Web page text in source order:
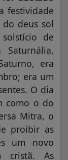
festividade
do deus sol
de
era
era um
O dia
como o do
Mitra, o
proibir as
um novo
cristã. As